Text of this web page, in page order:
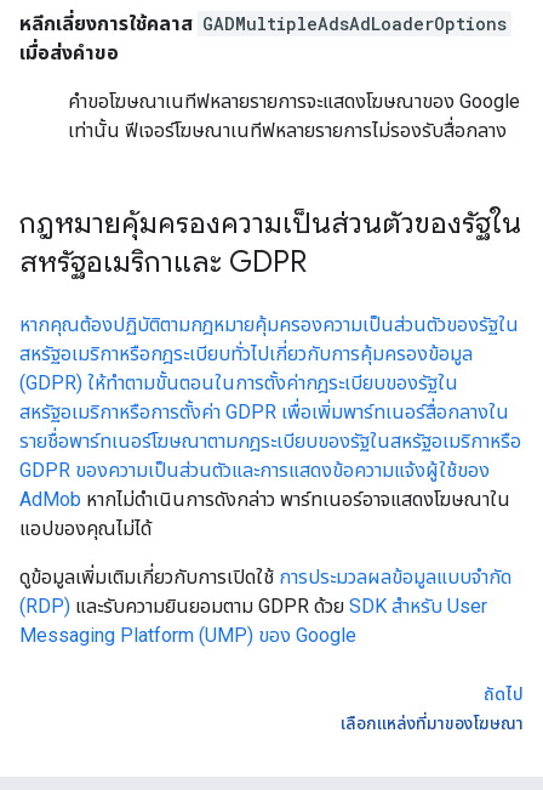
หลีกเลี่ยงการใช้คลาส GADMultipleAdsAdLoaderOptions
เมื่อส่งคำขอ
คำขอโฆษณาเนทีฟหลายรายการจะแสดงโฆษณาของ Google
เท่านั้น ฟีเจอร์โฆษณาเนทีฟหลายรายการไม่รองรับสื่อกลาง
กฎหมายคุ้มครองความเป็นส่วนตัวของรัฐใน
สหรัฐอเมริกาและ GDPR
หากคุณต้องปฏิบัติตามกฎหมายคุ้มครองความเป็นส่วนตัวของรัฐใน
สหรัฐอเมริกาหรือกฎระเบียบทั่วไปเกี่ยวกับการคุ้มครองข้อมูล
(GDPR) ให้ทำตามขั้นตอนในการตั้งค่ากฎระเบียบของรัฐใน
สหรัฐอเมริกาหรือการตั้งค่า GDPR เพื่อเพิ่มพาร์ทเนอร์สื่อกลางใน
รายชื่อพาร์ทเนอร์โฆษณาตามกฎระเบียบของรัฐในสหรัฐอเมริกาหรือ
GDPR ของความเป็นส่วนตัวและการแสดงข้อความแจ้งผู้ใช้ของ
AdMob หากไม่ดำเนินการดังกล่าว พาร์ทเนอร์อาจแสดงโฆษณาใน
แอปของคุณไม่ได้
ดูข้อมูลเพิ่มเติมเกี่ยวกับการเปิดใช้ การประมวลผลข้อมูลแบบจำกัด
(RDP) และรับความยินยอมตาม GDPR ด้วย SDK สำหรับ User
Messaging Platform (UMP) ของ Google
ถัดไป
เลือกแหล่งที่มาของโฆษณา